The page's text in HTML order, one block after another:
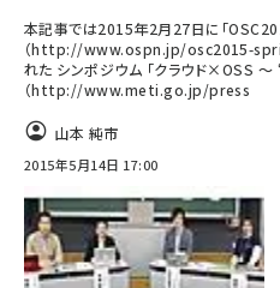
本記事では2015年2月27日に「
（http://www.ospn.jp/osc2015-
れた シンポジウム 「クラウド×OSS ～
（http://www.meti.go.jp/press
山本 純市
2015年5月14日 17:00